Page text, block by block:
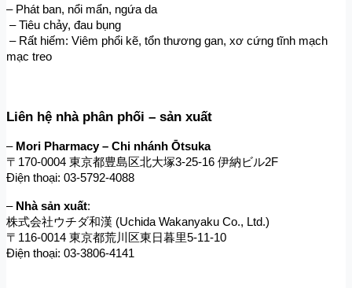
– Phát ban, nổi mẩn, ngứa da
– Tiêu chảy, đau bụng
mạc treo
Liên hệ nhà phân phối – sản xuất
– Mori Pharmacy – Chi nhánh Ōtsuka
〒170-0004 東京都豊島区北大塚3-25-16 伊納ビル2F
Điện thoại: 03-5792-4088
– Nhà sản xuất:
株式会社ウチダ和漢 (Uchida Wakanyaku Co., Ltd.)
〒116-0014 東京都荒川区東日暮里5-11-10
Điện thoại: 03-3806-4141